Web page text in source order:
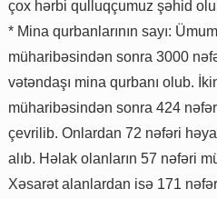
çox hərbi qulluqçumuz şəhid
* Mina qurbanlarının sayı:
müharibəsindən sonra 3000
vətəndaşı mina qurbanı olub.
müharibəsindən sonra 424
çevrilib. Onlardan 72 nəfəri
alıb. Həlak olanların 57 nəfəri
Xəsarət alanlardan isə 171